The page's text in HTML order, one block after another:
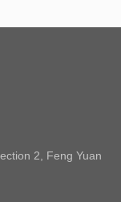
2, Feng Yuan